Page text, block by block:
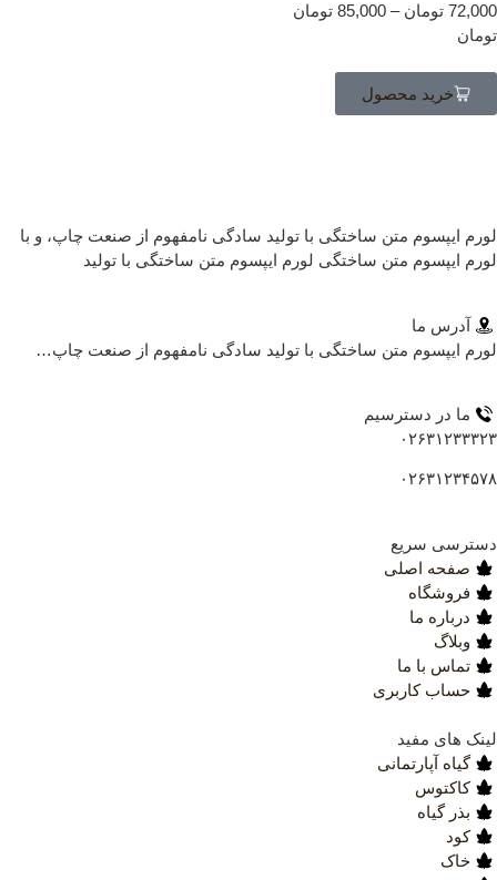
تومان–
85,000 تومان
خرید محصول
ایپسوم متن ساختگی با تولید سادگی نامفهوم از صنعت چاپ، و با
ایپسوم متن ساختگی لورم ایپسوم متن ساختگی با تولید
آدرس ما
ایپسوم متن ساختگی با تولید سادگی نامفهوم از صنعت چاپ…
ما در دسترسیم
سریع
صفحه اصلی
فروشگاه
درباره ما
وبلاگ
تماس با ما
حساب کاربری
های مفید
گیاه آپارتمانی
کاکتوس
بذر گیاه
کود
خاک